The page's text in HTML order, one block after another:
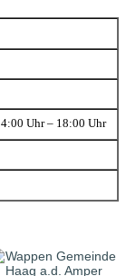
Uhr – 18:00 Uhr